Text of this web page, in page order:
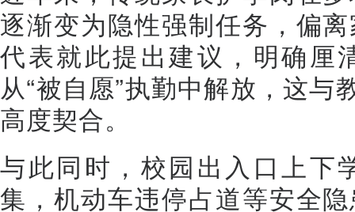
逐渐变为隐性强制任务，偏
代表就此提出建议，明确厘
从“被自愿”执勤中解放，这与
高度契合。
与此同时，校园出入口上下
集，机动车违停占道等安全